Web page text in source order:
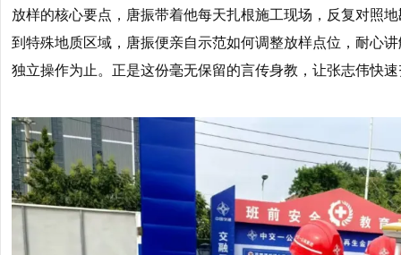
放样的核心要点，唐振带着他每天扎根施工现场，反复对照
到特殊地质区域，唐振便亲自示范如何调整放样点位，耐心
独立操作为止。正是这份毫无保留的言传身教，让张志伟快